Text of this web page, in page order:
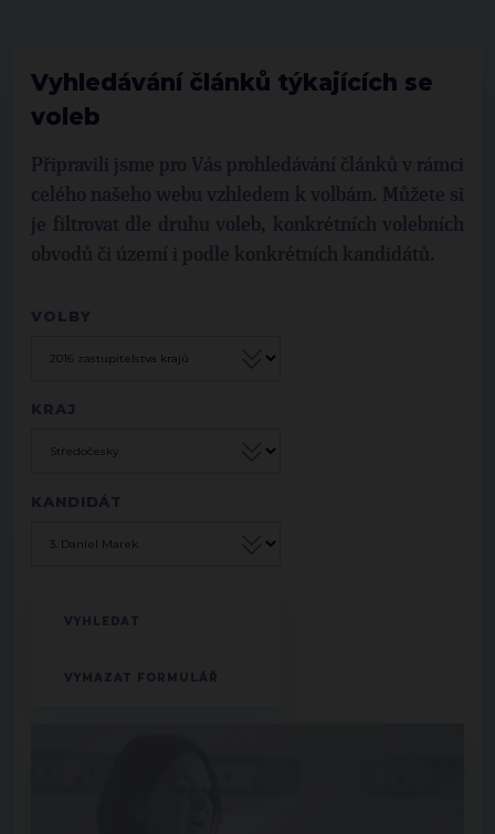
Vyhledávání článků týkajících se
voleb
Připravili jsme pro Vás prohledávání článků v rámci
celého našeho webu vzhledem k volbám. Můžete si
je filtrovat dle druhu voleb, konkrétních volebních
obvodů či území i podle konkrétních kandidátů.
VOLBY
KRAJ
KANDIDÁT